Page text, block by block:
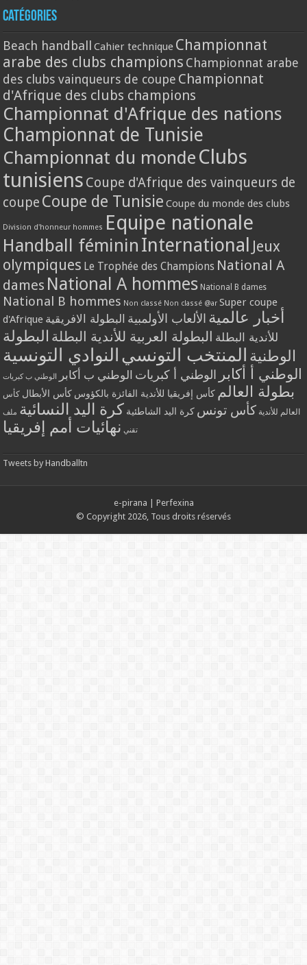
Catégories
Beach handball Cahier technique Championnat
arabe des clubs champions Championnat arabe
des clubs vainqueurs de coupe Championnat
d'Afrique des clubs champions
Championnat d'Afrique des nations
Championnat de Tunisie
Championnat du monde Clubs
tunisiens Coupe d'Afrique des vainqueurs de
coupe Coupe de Tunisie Coupe du monde des clubs
Division d'honneur hommes Equipe nationale
Handball féminin International
Jeux
olympiques Le Trophée des Champions National A
dames National A hommes National B dames
National B hommes Non classé Non classé @ar Super coupe
d'Afrique
أخبار عالمية الألعاب الأولمبية البطولة الافريقية
للأندية البطلة البطولة العربية للأندية البطلة البطولة
الوطنية المنتخب التونسي النوادي التونسية
الوطني أ أكابر الوطني أ كبريات الوطني ب أكابر الوطني ب كبريات
بطولة العالم كأس إفريقيا للأندية الفائزة بالكؤوس كأس الأبطال كأس
العالم للأندية كأس تونس كرة اليد الشاطئية كرة اليد النسائية ملف
تقني نهائيات أمم إفريقيا
Tweets by Handballtn
e-pirana
Perfexina
© Copyright 2026, Tous droits réservés